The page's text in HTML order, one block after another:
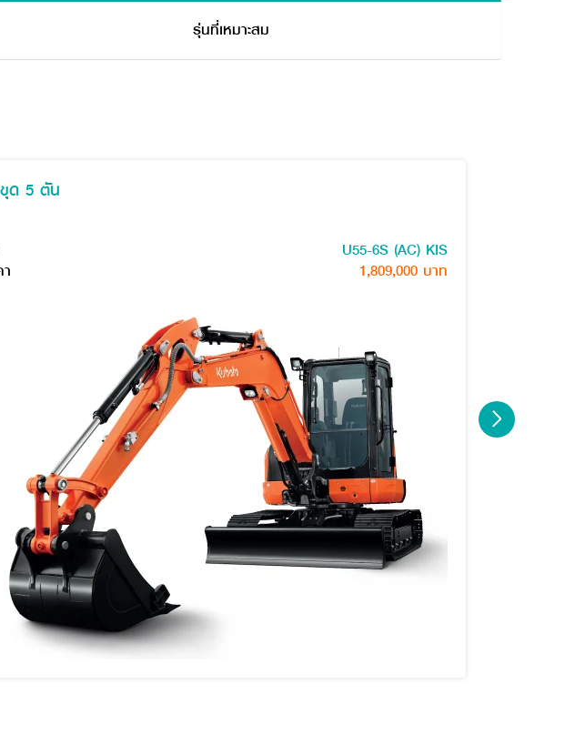
รุ่นที่เหมาะสม
ด 5 ตัน
U55-6S (AC) KIS
1,809,000 บาท